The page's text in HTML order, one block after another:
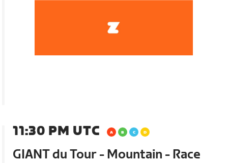
11:30 PM UTC
GIANT du Tour - Mountain - Race